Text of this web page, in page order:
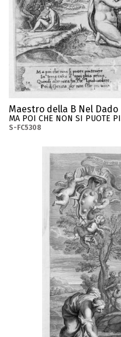
Maestro della B Nel Dado
MA POI CHE NON SI PUOTE
S-FC5308